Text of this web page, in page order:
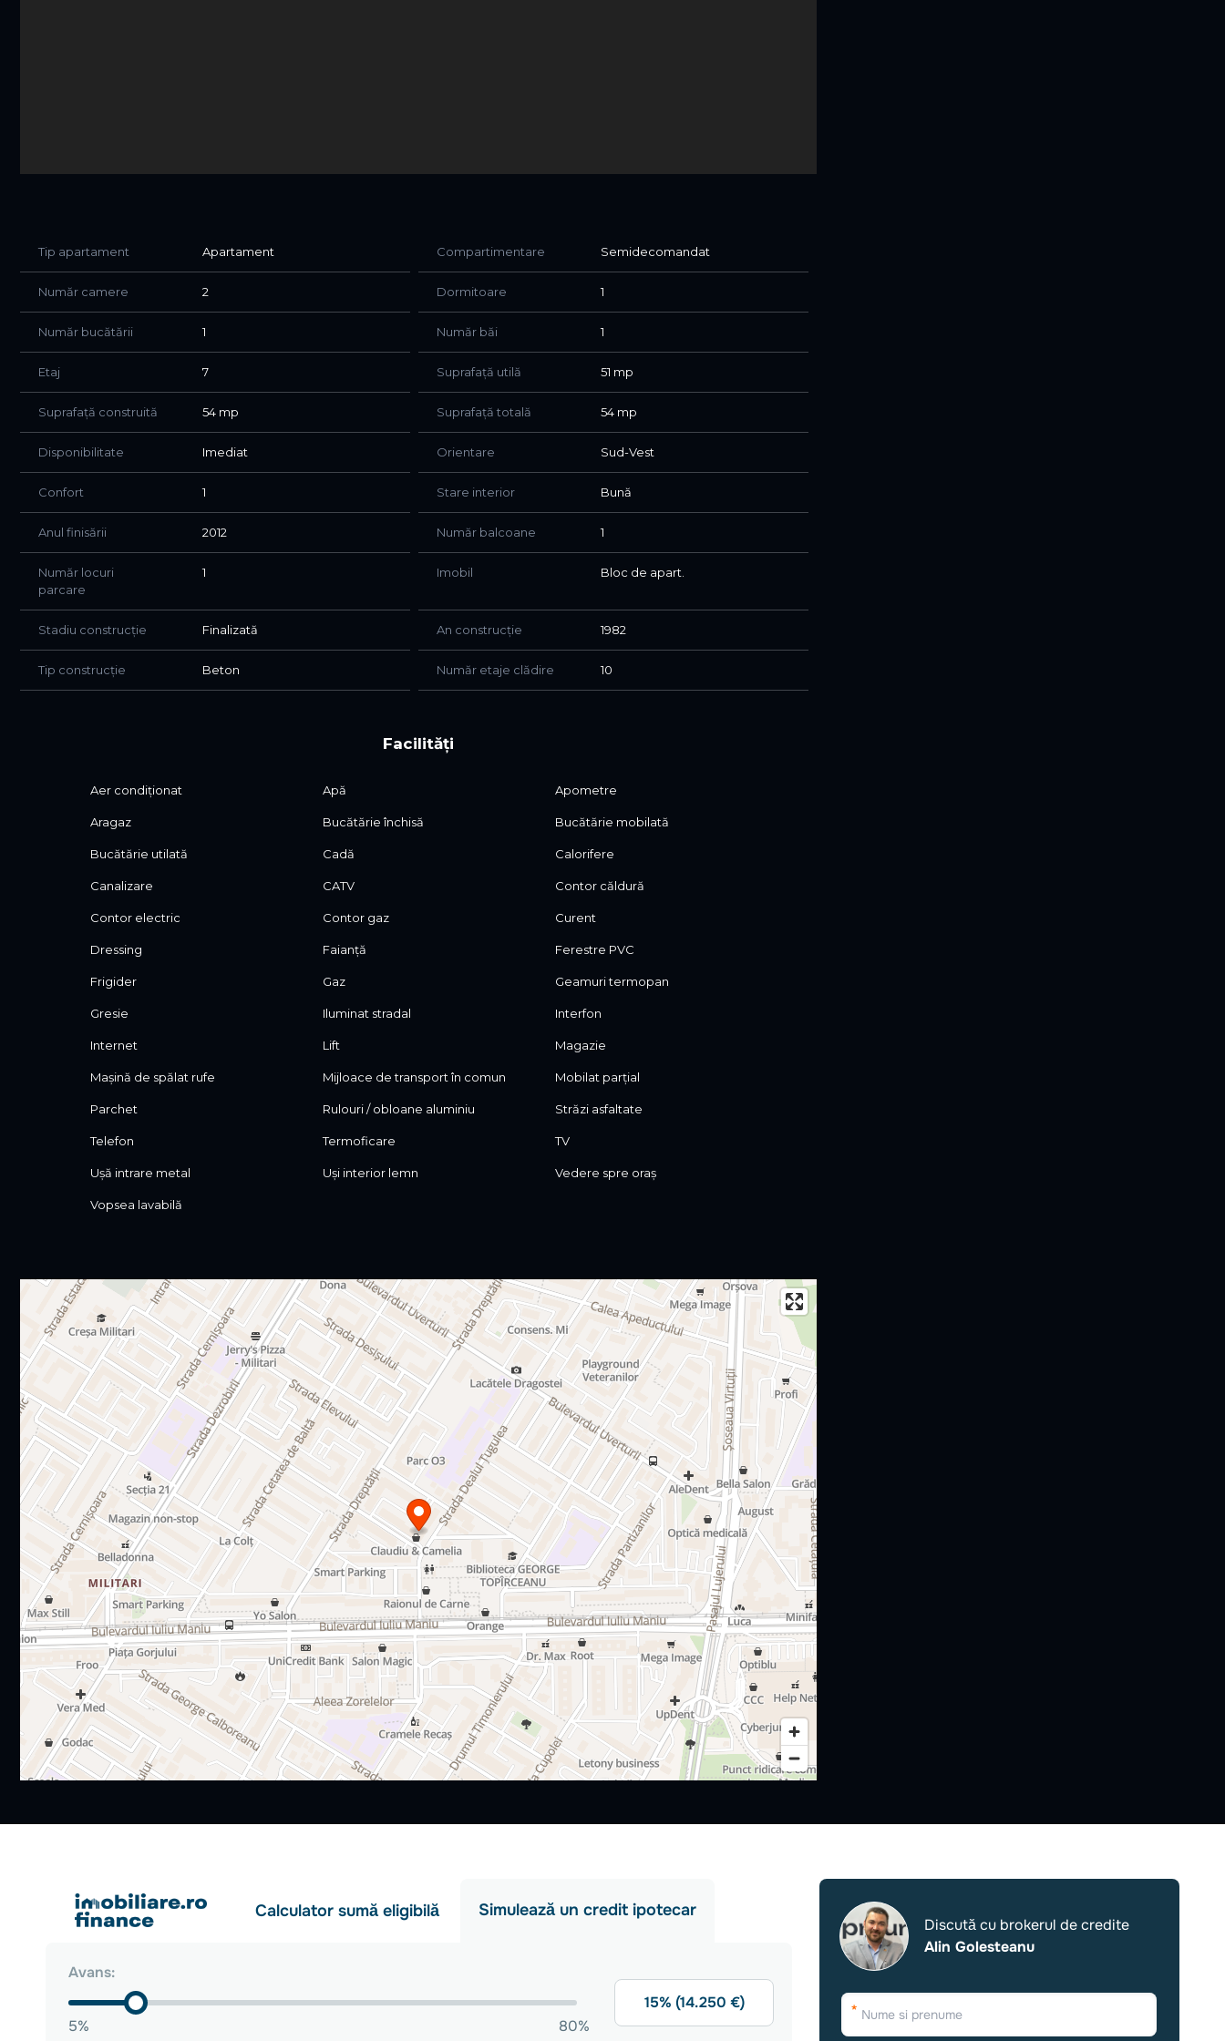
Tip apartament Apartament Compartimentare Semidecomandat
Număr camere 2 Dormitoare 1
Număr bucătării 1 Număr băi 1
Etaj 7 Suprafață utilă 51 mp
Suprafață construită 54 mp Suprafață totală 54 mp
Disponibilitate Imediat Orientare Sud-Vest
Confort 1 Stare interior Bună
Anul finisării 2012 Număr balcoane 1
Număr locuri
parcare
1 Imobil Bloc de apart.
Stadiu construcție Finalizată An construcție 1982
Tip construcție Beton Număr etaje clădire 10
Facilități
Aer condiționat Apă Apometre
Aragaz Bucătărie închisă Bucătărie mobilată
Bucătărie utilată Cadă Calorifere
Canalizare CATV Contor căldură
Contor electric Contor gaz Curent
Dressing Faianță Ferestre PVC
Frigider Gaz Geamuri termopan
Gresie Iluminat stradal Interfon
Internet Lift Magazie
Mașină de spălat rufe Mijloace de transport în comun Mobilat parțial
Parchet Rulouri / obloane aluminiu Străzi asfaltate
Telefon Termoficare TV
Ușă intrare metal Uși interior lemn Vedere spre oraș
Vopsea lavabilă